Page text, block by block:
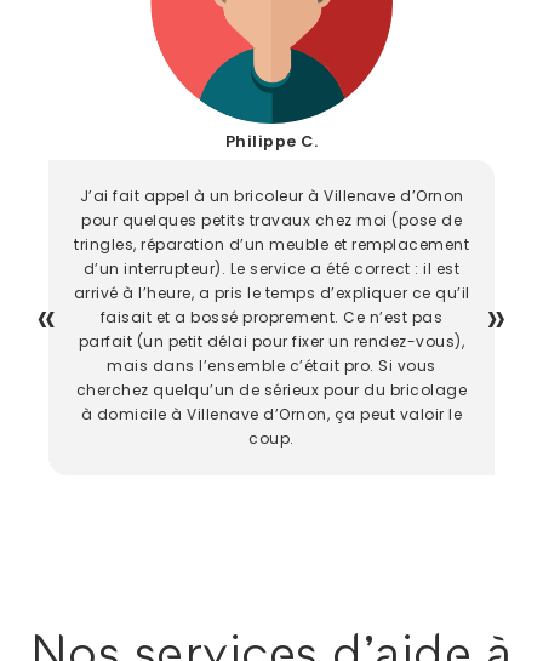
Philippe C.
J’ai fait appel à un bricoleur à Villenave d’Ornon
pour quelques petits travaux chez moi (pose de
tringles, réparation d’un meuble et remplacement
d’un interrupteur). Le service a été correct : il est
arrivé à l’heure, a pris le temps d’expliquer ce qu’il
faisait et a bossé proprement. Ce n’est pas
parfait (un petit délai pour fixer un rendez-vous),
mais dans l’ensemble c’était pro. Si vous
cherchez quelqu’un de sérieux pour du bricolage
à domicile à Villenave d’Ornon, ça peut valoir le
coup.